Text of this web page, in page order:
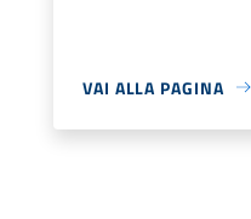
VAI ALLA PAGINA